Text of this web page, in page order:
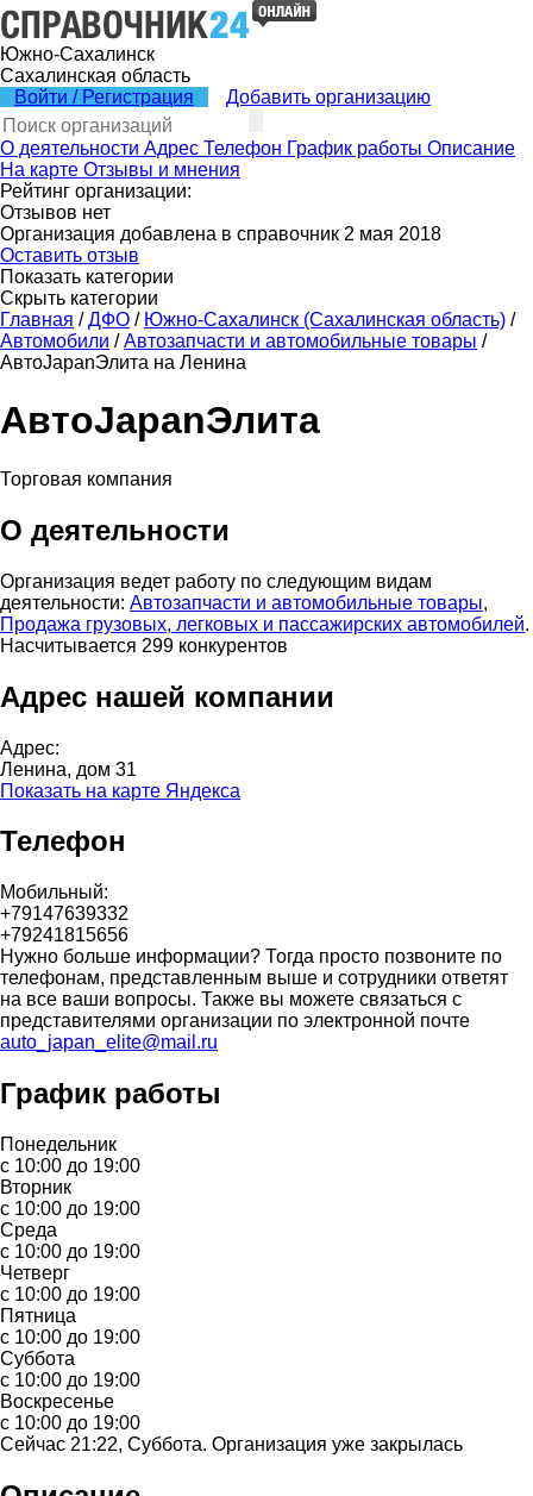
Южно-Сахалинск
Сахалинская область
Войти / Регистрация
Добавить организацию
О деятельности Адрес Телефон График работы Описание
На карте Отзывы и мнения
Рейтинг организации:
Отзывов нет
Организация добавлена в справочник 2 мая 2018
Оставить отзыв
Показать категории
Скрыть категории
Главная / ДФО / Южно-Сахалинск (Сахалинская область) /
Автомобили / Автозапчасти и автомобильные товары /
АвтоJapanЭлита на Ленина
АвтоJapanЭлита
Торговая компания
О деятельности
Организация ведет работу по следующим видам
деятельности: Автозапчасти и автомобильные товары,
Продажа грузовых, легковых и пассажирских автомобилей.
Насчитывается 299 конкурентов
Адрес нашей компании
Адрес:
Ленина, дом 31
Показать на карте Яндекса
Телефон
Мобильный:
+79147639332
+79241815656
Нужно больше информации? Тогда просто позвоните по
телефонам, представленным выше и сотрудники ответят
на все ваши вопросы. Также вы можете связаться с
представителями организации по электронной почте
auto_japan_elite@mail.ru
График работы
Понедельник
с 10:00 до 19:00
Вторник
с 10:00 до 19:00
Среда
с 10:00 до 19:00
Четверг
с 10:00 до 19:00
Пятница
с 10:00 до 19:00
Суббота
с 10:00 до 19:00
Воскресенье
с 10:00 до 19:00
Сейчас 21:22, Суббота. Организация уже закрылась